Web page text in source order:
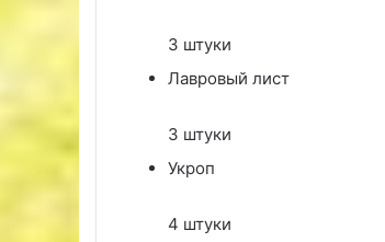
3 штуки
Лавровый лист
3 штуки
Укроп
4 штуки